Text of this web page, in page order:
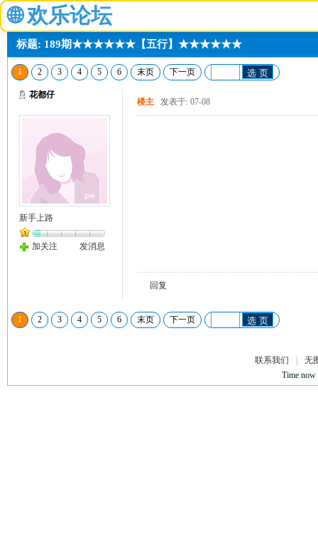
🌐 欢乐论坛
标题: 189期★★★★★★【五行】★★★★★★
1 2 3 4 5 6 末页 下一页 选 页
花都仔
新手上路
加关注 发消息
楼主 发表于: 07-08
回复
1 2 3 4 5 6 末页 下一页 选 页
联系我们
无
Time now